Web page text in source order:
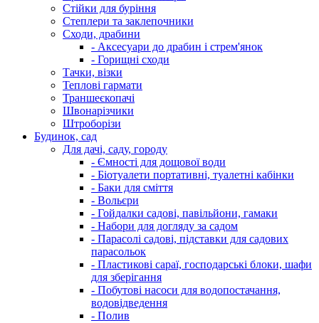
Стійки для буріння
Степлери та заклепочники
Сходи, драбини
- Аксесуари до драбин і стрем'янок
- Горищні сходи
Тачки, візки
Теплові гармати
Траншеєкопачі
Швонарізчики
Штроборізи
Будинок, сад
Для дачі, саду, городу
- Ємності для дощової води
- Біотуалети портативні, туалетні кабінки
- Баки для сміття
- Вольєри
- Гойдалки садові, павільйони, гамаки
- Набори для догляду за садом
- Парасолі садові, підставки для садових
парасольок
- Пластикові сараї, господарські блоки, шафи
для зберігання
- Побутові насоси для водопостачання,
водовідведення
- Полив